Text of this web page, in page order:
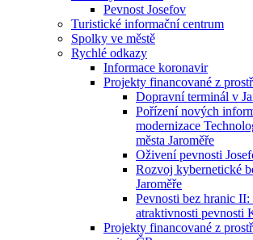
Pevnost Josefov
Turistické informační centrum
Spolky ve městě
Rychlé odkazy
Informace koronavir
Projekty financované z
Dopravní terminál v
Pořízení nových
modernizace
města Jaroměře
Oživení pevnosti
Rozvoj kybernetické
Jaroměře
Pevnosti bez hranic
atraktivnosti pevnosti
Projekty financované z